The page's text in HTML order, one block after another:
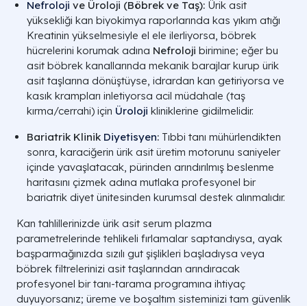
Nefroloji ve Üroloji (Böbrek ve Taş): Ürik asit
yüksekliği kan biyokimya raporlarında kas yıkım atığı
Kreatinin yükselmesiyle el ele ilerliyorsa, böbrek
hücrelerini korumak adına Nefroloji birimine; eğer bu
asit böbrek kanallarında mekanik barajlar kurup ürik
asit taşlarına dönüştüyse, idrardan kan getiriyorsa ve
kasık krampları inletiyorsa acil müdahale (taş
kırma/cerrahi) için Üroloji kliniklerine gidilmelidir.
Bariatrik Klinik Diyetisyen: Tıbbi tanı mühürlendikten
sonra, karaciğerin ürik asit üretim motorunu saniyeler
içinde yavaşlatacak, pürinden arındırılmış beslenme
haritasını çizmek adına mutlaka profesyonel bir
bariatrik diyet ünitesinden kurumsal destek alınmalıdır.
Kan tahlillerinizde ürik asit serum plazma
parametrelerinde tehlikeli fırlamalar saptandıysa, ayak
başparmağınızda sızılı gut şişlikleri başladıysa veya
böbrek filtrelerinizi asit taşlarından arındıracak
profesyonel bir tanı-tarama programına ihtiyaç
duyuyorsanız; üreme ve boşaltım sisteminizi tam güvenlik